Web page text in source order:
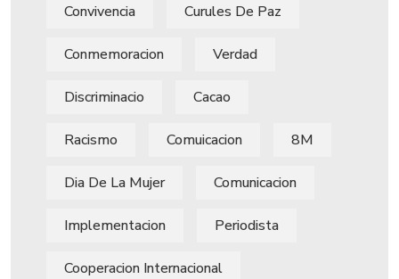
Convivencia Curules De Paz
Conmemoracion Verdad
Discriminacio Cacao
Racismo Comuicacion 8M
Dia De La Mujer Comunicacion
Implementacion Periodista
Cooperacion Internacional